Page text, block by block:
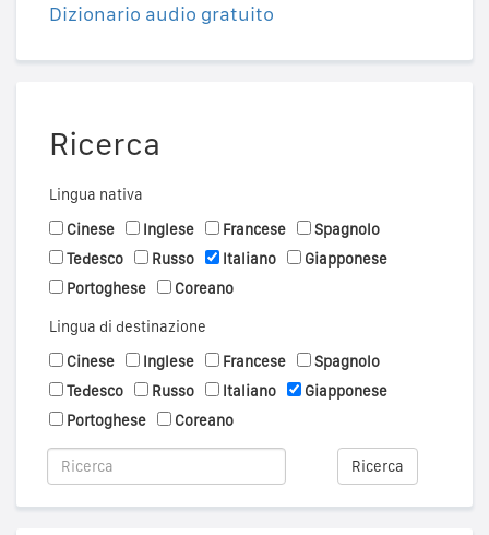
Dizionario audio gratuito
Ricerca
Lingua nativa
Cinese
Inglese Francese
Spagnolo
Tedesco
Russo Italiano
Giapponese
Portoghese
Coreano
Lingua di destinazione
Cinese
Inglese Francese
Spagnolo
Tedesco
Russo Italiano
Giapponese
Portoghese
Coreano
Ricerca